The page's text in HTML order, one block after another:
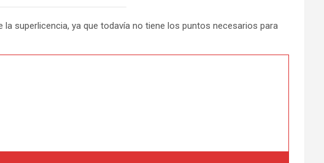
superlicencia, ya que todavía no tiene los puntos necesarios para